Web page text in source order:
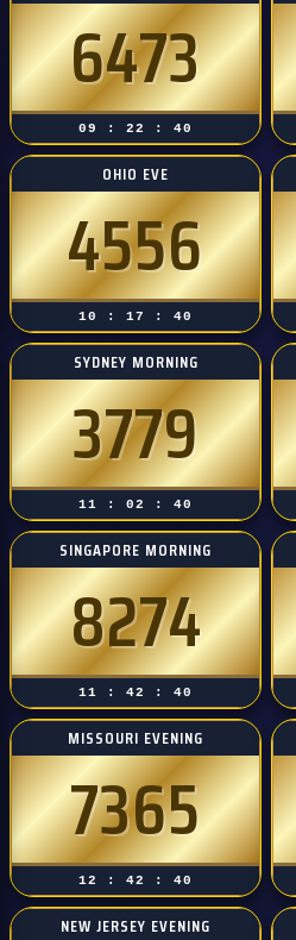
6473
09 : 22 : 39
OHIO EVE
4556
10 : 17 : 39
SYDNEY MORNING
3779
11 : 02 : 39
SINGAPORE MORNING
8274
11 : 42 : 39
MISSOURI EVENING
7365
12 : 42 : 39
NEW JERSEY EVENING